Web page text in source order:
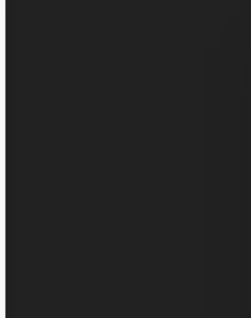
Sketchbook5,
Sketchbook5,
Sketchbook5,
Sketchbook5,